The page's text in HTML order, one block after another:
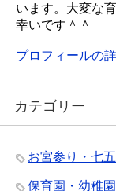
います。大変な
幸いです＾＾
プロフィールの
カテゴリー
お宮参り・七
保育園・幼稚園